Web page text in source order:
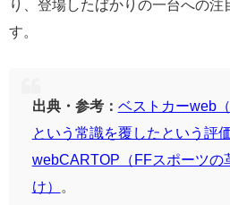
り、登場したばかりの一台への注
す。
出典・参考： ベストカーweb
という常識を覆したという評価
webCARTOP（FFスポーツの
け）
。